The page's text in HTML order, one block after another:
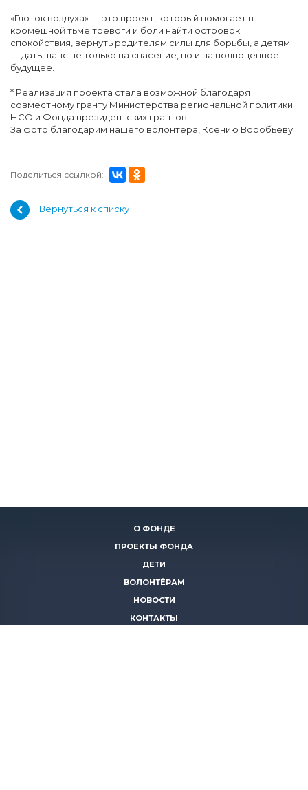
«Глоток воздуха» — это проект, который помогает в
кромешной тьме тревоги и боли найти островок
спокойствия, вернуть родителям силы для борьбы, а детям
— дать шанс не только на спасение, но и на полноценное
будущее.
* Реализация проекта стала возможной благодаря
совместному гранту Министерства региональной политики
НСО и Фонда президентских грантов.
За фото благодарим нашего волонтера, Ксению Воробьеву.
Поделиться ссылкой:
Вернуться к списку
О ФОНДЕ
ПРОЕКТЫ ФОНДА
ДЕТИ
ВОЛОНТЁРАМ
НОВОСТИ
КОНТАКТЫ